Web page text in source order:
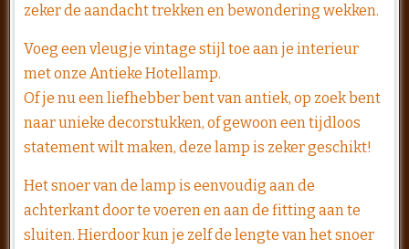
zeker de aandacht trekken en bewondering wekken.
Voeg een vleugje vintage stijl toe aan je interieur
met onze Antieke Hotellamp.
Of je nu een liefhebber bent van antiek, op zoek bent
naar unieke decorstukken, of gewoon een tijdloos
statement wilt maken, deze lamp is zeker geschikt!
Het snoer van de lamp is eenvoudig aan de
achterkant door te voeren en aan de fitting aan te
sluiten. Hierdoor kun je zelf de lengte van het snoer